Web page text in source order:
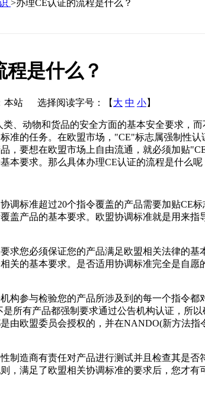
>办理CE认证的流程是什么？
是什么？
：本站 选择阅读字号：【 大 中 小】
、动物和货品的安全方面的基本安全要求，
准的任务。在欧盟市场，"CE"标志属强制性
，要想在欧盟市场上自由流通，就必须加贴
本要求。那么具体办理CE认证的流程是什么呢
调标准超过20个指令覆盖的产品需要加贴CE
盖产品的基本要求。欧盟协调标准就是用来指
求您必须保证您的产品满足欧盟相关法律的基
关的基本要求。是否适用协调标准完全是自愿
构参与检验您的产品所涉及到的每一个指令都
所有产品都强制要求通过公告机构认证，所
由欧盟委员会授权的，并在NANDO(新方法指
制造商有责任对产品进行测试并且检查其是否
，满足了欧盟相关协调标准的要求后，您才有